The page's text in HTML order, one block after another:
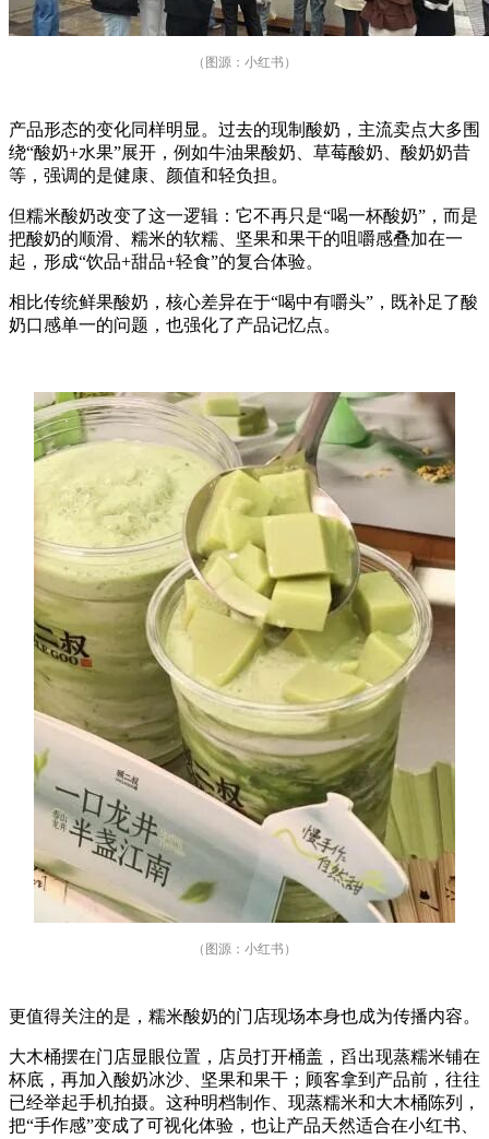
（图源：小红书）
产品形态的变化同样明显。过去的现制酸奶，主流卖点大多围
绕“酸奶+水果”展开，例如牛油果酸奶、草莓酸奶、酸奶奶昔
等，强调的是健康、颜值和轻负担。
但糯米酸奶改变了这一逻辑：它不再只是“喝一杯酸奶”，而是
把酸奶的顺滑、糯米的软糯、坚果和果干的咀嚼感叠加在一
起，形成“饮品+甜品+轻食”的复合体验。
相比传统鲜果酸奶，核心差异在于“喝中有嚼头”，既补足了酸
奶口感单一的问题，也强化了产品记忆点。
（图源：小红书）
更值得关注的是，糯米酸奶的门店现场本身也成为传播内容。
大木桶摆在门店显眼位置，店员打开桶盖，舀出现蒸糯米铺在
杯底，再加入酸奶冰沙、坚果和果干；顾客拿到产品前，往往
已经举起手机拍摄。这种明档制作、现蒸糯米和大木桶陈列，
把“手作感”变成了可视化体验，也让产品天然适合在小红书、